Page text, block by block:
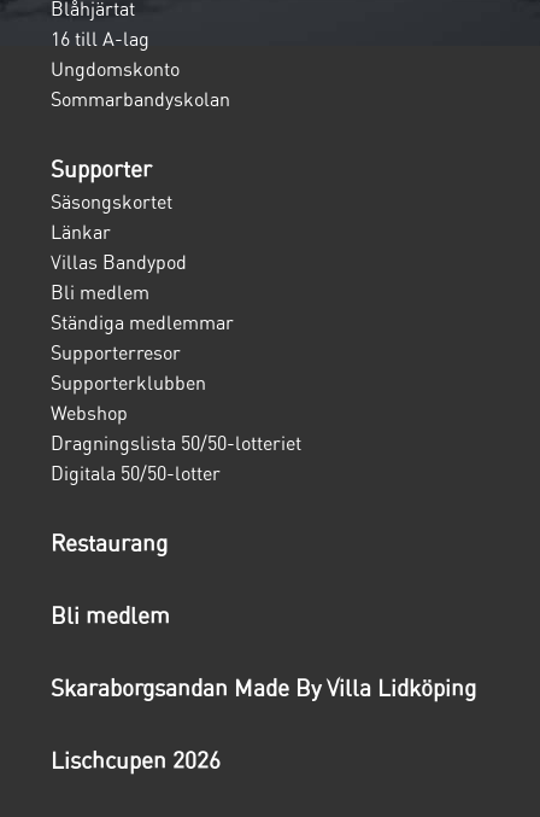
Blåhjärtat
16 till A-lag
Ungdomskonto
Sommarbandyskolan
Supporter
Säsongskortet
Länkar
Villas Bandypod
Bli medlem
Ständiga medlemmar
Supporterresor
Supporterklubben
Webshop
Dragningslista 50/50-lotteriet
Digitala 50/50-lotter
Restaurang
Bli medlem
Skaraborgsandan Made By Villa Lidköping
Lischcupen 2026